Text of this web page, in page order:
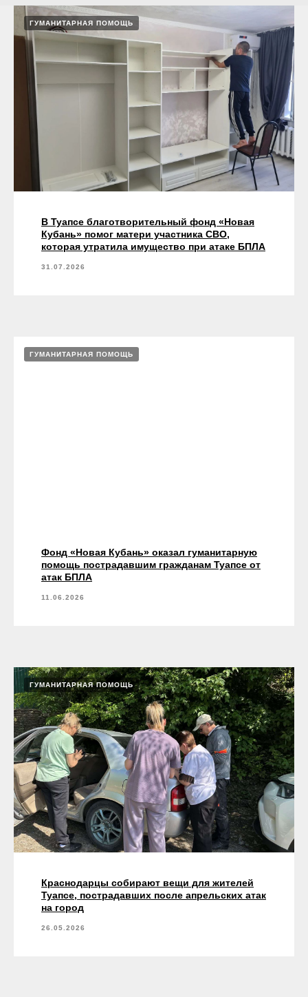
ГУМАНИТАРНАЯ ПОМОЩЬ
В Туапсе благотворительный фонд «Новая
Кубань» помог матери участника СВО,
которая утратила имущество при атаке БПЛА
31.07.2026
ГУМАНИТАРНАЯ ПОМОЩЬ
Фонд «Новая Кубань» оказал гуманитарную
помощь пострадавшим гражданам Туапсе от
атак БПЛА
11.06.2026
ГУМАНИТАРНАЯ ПОМОЩЬ
Краснодарцы собирают вещи для жителей
Туапсе, пострадавших после апрельских атак
на город
26.05.2026